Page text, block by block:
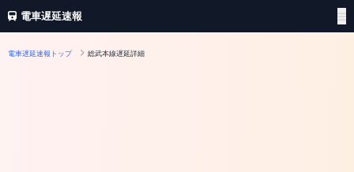
電車遅延速報
電車遅延速報トップ 総武本線遅延詳細